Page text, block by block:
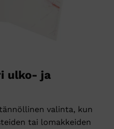
ulko- ja
valinta, kun
tai lomakkeiden